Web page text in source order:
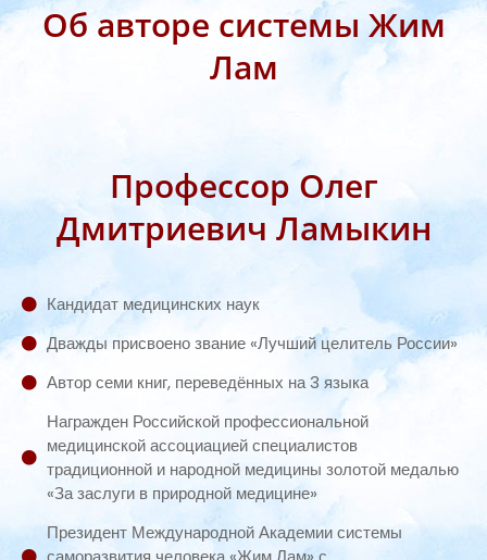
Об авторе системы Жим
Лам
Профессор Олег
Дмитриевич Ламыкин
Кандидат медицинских наук
Дважды присвоено звание «Лучший целитель России»
Автор семи книг, переведённых на 3 языка
Награжден Российской профессиональной
медицинской ассоциацией специалистов
традиционной и народной медицины золотой медалью
«За заслуги в природной медицине»
Президент Международной Академии системы